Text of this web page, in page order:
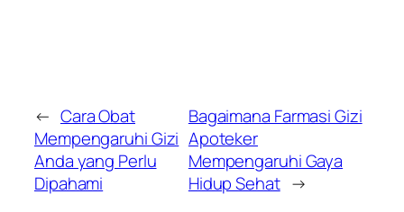
← Cara Obat
Mempengaruhi Gizi
Anda yang Perlu
Dipahami
Bagaimana Farmasi Gizi
Apoteker
Mempengaruhi Gaya
Hidup Sehat →